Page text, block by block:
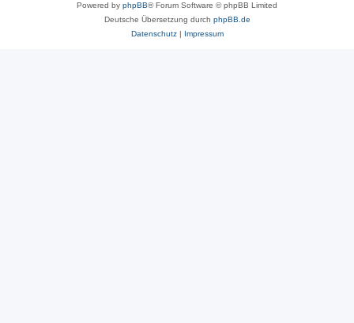
Powered by phpBB® Forum Software © phpBB Limited
Deutsche Übersetzung durch phpBB.de
Datenschutz| Impressum